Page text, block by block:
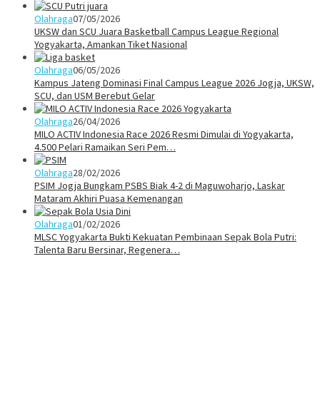
Olahraga07/05/2026
UKSW dan SCU Juara Basketball Campus League Regional
Yogyakarta, Amankan Tiket Nasional
Olahraga06/05/2026
Kampus Jateng Dominasi Final Campus League 2026 Jogja, UKSW,
SCU, dan USM Berebut Gelar
Olahraga26/04/2026
MILO ACTIV Indonesia Race 2026 Resmi Dimulai di Yogyakarta,
4.500 Pelari Ramaikan Seri Pem…
Olahraga28/02/2026
PSIM Jogja Bungkam PSBS Biak 4-2 di Maguwoharjo, Laskar
Mataram Akhiri Puasa Kemenangan
Olahraga01/02/2026
MLSC Yogyakarta Bukti Kekuatan Pembinaan Sepak Bola Putri:
Talenta Baru Bersinar, Regenera…